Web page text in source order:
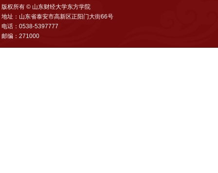
版权所有 © 山东财经大学东方学院
地址：山东省泰安市高新区正阳门大街66号
电话：0538-5397777
邮编：271000